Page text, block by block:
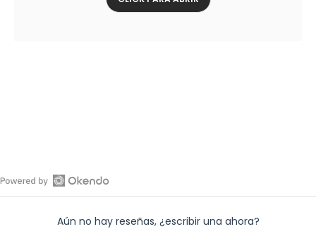
Abrir
Aún no hay reseñas, ¿escribir una ahora?